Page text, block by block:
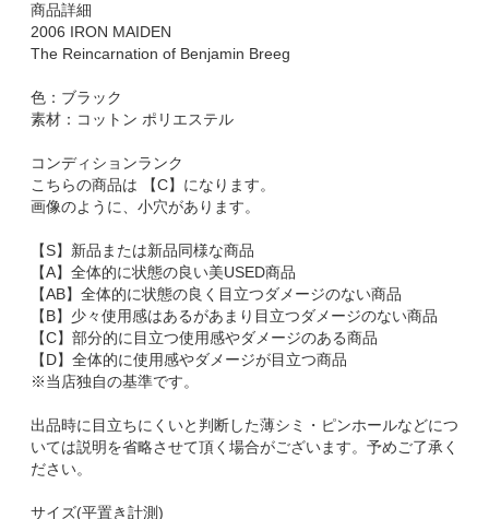
商品詳細
2006 IRON MAIDEN
The Reincarnation of Benjamin Breeg
色：ブラック
素材：コットン ポリエステル
コンディションランク
こちらの商品は 【C】になります。
画像のように、小穴があります。
【S】新品または新品同様な商品
【A】全体的に状態の良い美USED商品
【AB】全体的に状態の良く目立つダメージのない商品
【B】少々使用感はあるがあまり目立つダメージのない商品
【C】部分的に目立つ使用感やダメージのある商品
【D】全体的に使用感やダメージが目立つ商品
※当店独自の基準です。
出品時に目立ちにくいと判断した薄シミ・ピンホールなどにつ
いては説明を省略させて頂く場合がございます。予めご了承く
ださい。
サイズ(平置き計測)